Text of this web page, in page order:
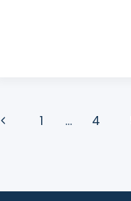
Page
Previous1 … 4